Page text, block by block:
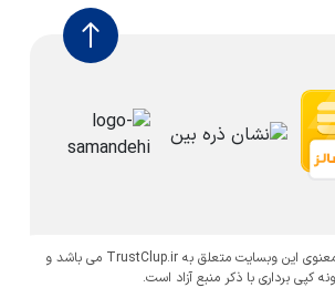
تمامی حقوق مادی و معنوی این وبسایت متعلق به TrustClup.ir می باشد و
کپی برداری با ذکر منبع آزاد است.